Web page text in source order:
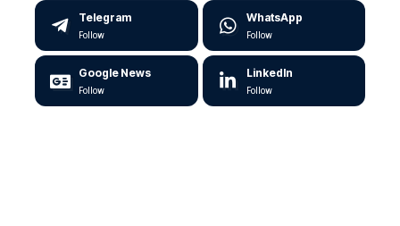
Telegram
Follow
WhatsApp
Follow
Google News
Follow
LinkedIn
Follow